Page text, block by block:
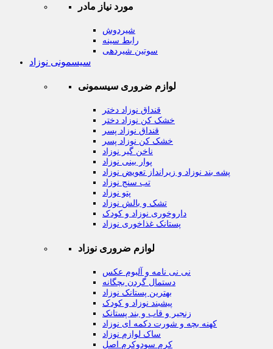
مورد نیاز مادر
شیردوش
رابط سینه
سوتین شیردهی
سیسمونی نوزاد
لوازم ضروری سیسمونی
قنداق نوزاد دختر
خشک کن نوزاد دختر
قنداق نوزاد پسر
خشک کن نوزاد پسر
ناخن گیر نوزاد
پوار بینی نوزاد
پشه بند نوزاد و زیرانداز تعویض نوزاد
تب سنج نوزاد
پتو نوزاد
تشک و بالش نوزاد
داروخوری نوزاد و کودک
پستانک غذاخوری نوزاد
لوازم ضروری نوزاد
نی نی نامه و آلبوم عکس
دستمال گردن بچگانه
بهترین پستانک نوزاد
پیشبند نوزاد و کودک
زنجیر و قاب و بند پستانک
کهنه بچه و شورت دکمه ای نوزاد
ساک لوازم نوزاد
کرم سودوکرم اصل